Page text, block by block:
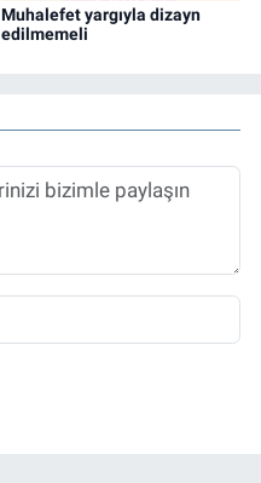
Muhalefet yargıyla dizayn
edilmemeli